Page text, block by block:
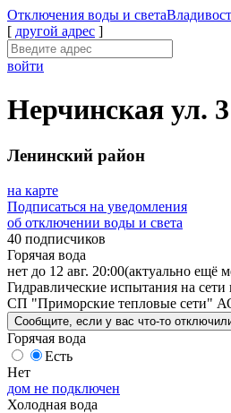
Отключения воды и света
[ другой адрес ]
войти
Нерчинская ул. 3
Ленинский район
на карте
Подписаться на уведомления
об отключении воды и света
40 подписчиков
Горячая вода
нет до 12 авг. 20:00(актуально ещё
Гидравлические испытания на
СП "Приморские тепловые сети"
Сообщите , если у вас что-то
Горячая вода
Есть
Нет
дом не подключен
Холодная вода